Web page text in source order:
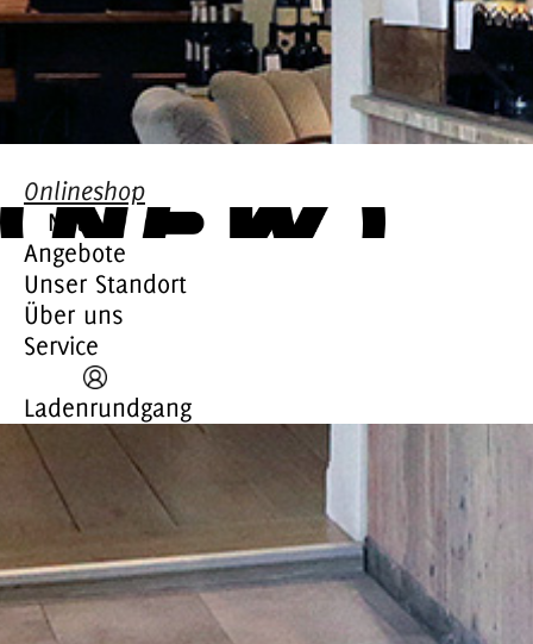
Onlineshop
Neu
Angebote
Unser Standort
Über uns
Service
Ladenrundgang